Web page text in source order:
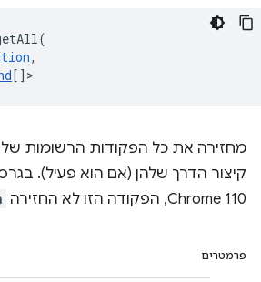
(
,
[] >
מחזירה את כל הפקודות הרשומות
קיצור הדרך שלהן (אם הוא פעיל).
Chrome 110, הפקודה הזו לא החזירה
פרמטרים